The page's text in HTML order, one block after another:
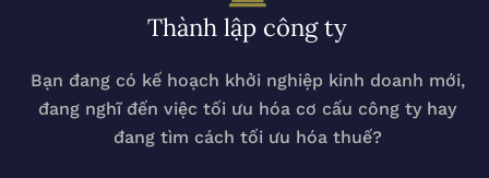
Thành lập công ty
Bạn đang có kế hoạch khởi nghiệp kinh doanh mới,
đang nghĩ đến việc tối ưu hóa cơ cấu công ty hay
đang tìm cách tối ưu hóa thuế?